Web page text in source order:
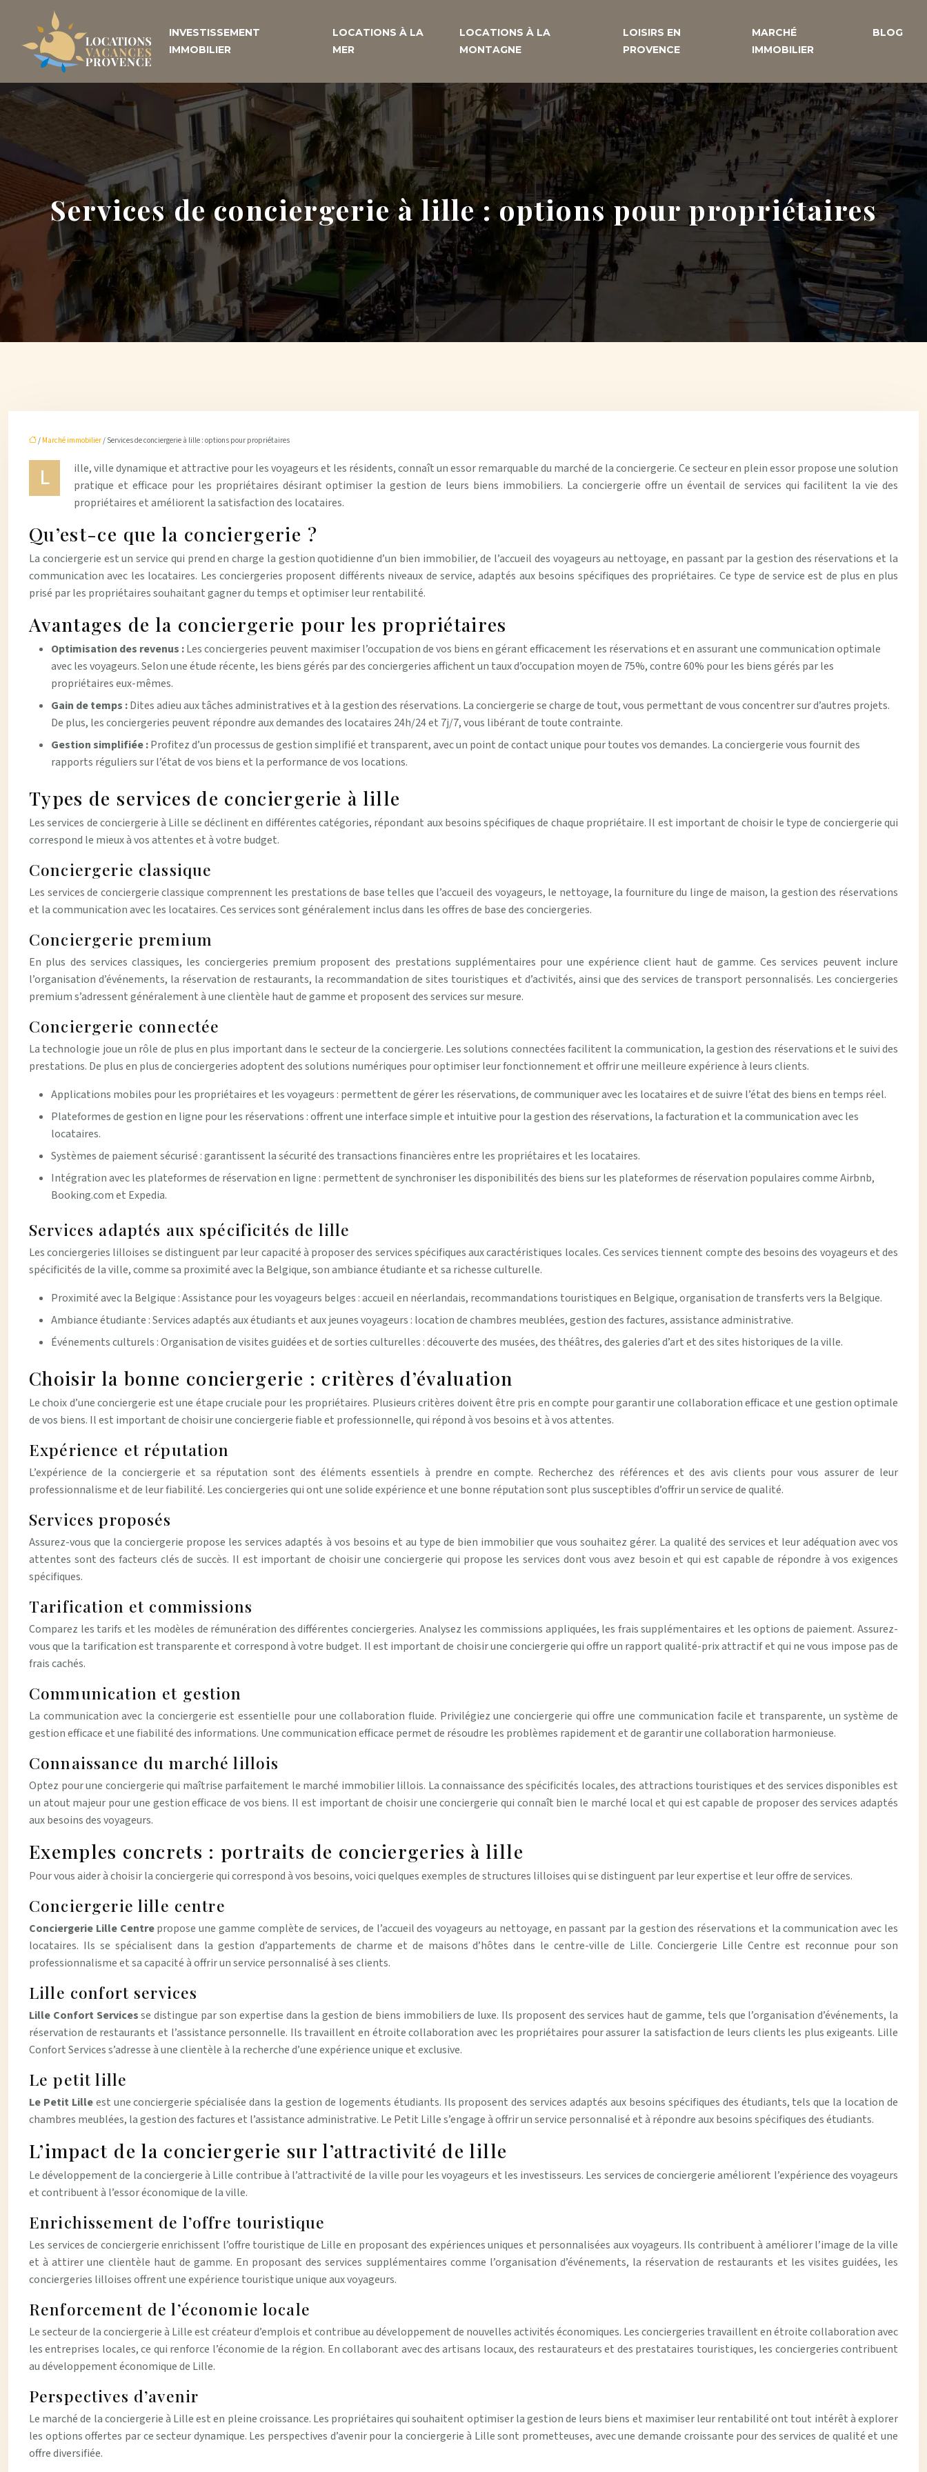
INVESTISSEMENT
IMMOBILIER
LOCATIONS À LA
MER
LOCATIONS À LA
MONTAGNE
LOISIRS EN
PROVENCE
MARCHÉ
IMMOBILIER
BLOG
Services de conciergerie à lille : options pour propriétaires
/ Marché immobilier/ Services de conciergerie à lille : options pour propriétaires
L
ille, ville dynamique et attractive pour les voyageurs et les résidents, connaît un essor remarquable du marché de la conciergerie. Ce secteur en plein essor propose une solution
pratique et efficace pour les propriétaires désirant optimiser la gestion de leurs biens immobiliers. La conciergerie offre un éventail de services qui facilitent la vie des
propriétaires et améliorent la satisfaction des locataires.
Qu’est-ce que la conciergerie ?
La conciergerie est un service qui prend en charge la gestion quotidienne d’un bien immobilier, de l’accueil des voyageurs au nettoyage, en passant par la gestion des réservations et la
communication avec les locataires. Les conciergeries proposent différents niveaux de service, adaptés aux besoins spécifiques des propriétaires. Ce type de service est de plus en plus
prisé par les propriétaires souhaitant gagner du temps et optimiser leur rentabilité.
Avantages de la conciergerie pour les propriétaires
Optimisation des revenus :Les conciergeries peuvent maximiser l’occupation de vos biens en gérant efficacement les réservations et en assurant une communication optimale
avec les voyageurs. Selon une étude récente, les biens gérés par des conciergeries affichent un taux d’occupation moyen de 75%, contre 60% pour les biens gérés par les
propriétaires eux-mêmes.
Gain de temps :Dites adieu aux tâches administratives et à la gestion des réservations. La conciergerie se charge de tout, vous permettant de vous concentrer sur d’autres projets.
De plus, les conciergeries peuvent répondre aux demandes des locataires 24h/24 et 7j/7, vous libérant de toute contrainte.
Gestion simplifiée :Profitez d’un processus de gestion simplifié et transparent, avec un point de contact unique pour toutes vos demandes. La conciergerie vous fournit des
rapports réguliers sur l’état de vos biens et la performance de vos locations.
Types de services de conciergerie à lille
Les services de conciergerie à Lille se déclinent en différentes catégories, répondant aux besoins spécifiques de chaque propriétaire. Il est important de choisir le type de conciergerie qui
correspond le mieux à vos attentes et à votre budget.
Conciergerie classique
Les services de conciergerie classique comprennent les prestations de base telles que l’accueil des voyageurs, le nettoyage, la fourniture du linge de maison, la gestion des réservations
et la communication avec les locataires. Ces services sont généralement inclus dans les offres de base des conciergeries.
Conciergerie premium
En plus des services classiques, les conciergeries premium proposent des prestations supplémentaires pour une expérience client haut de gamme. Ces services peuvent inclure
l’organisation d’événements, la réservation de restaurants, la recommandation de sites touristiques et d’activités, ainsi que des services de transport personnalisés. Les conciergeries
premium s’adressent généralement à une clientèle haut de gamme et proposent des services sur mesure.
Conciergerie connectée
La technologie joue un rôle de plus en plus important dans le secteur de la conciergerie. Les solutions connectées facilitent la communication, la gestion des réservations et le suivi des
prestations. De plus en plus de conciergeries adoptent des solutions numériques pour optimiser leur fonctionnement et offrir une meilleure expérience à leurs clients.
Applications mobiles pour les propriétaires et les voyageurs : permettent de gérer les réservations, de communiquer avec les locataires et de suivre l’état des biens en temps réel.
Plateformes de gestion en ligne pour les réservations : offrent une interface simple et intuitive pour la gestion des réservations, la facturation et la communication avec les
locataires.
Systèmes de paiement sécurisé : garantissent la sécurité des transactions financières entre les propriétaires et les locataires.
Intégration avec les plateformes de réservation en ligne : permettent de synchroniser les disponibilités des biens sur les plateformes de réservation populaires comme Airbnb,
Booking.com et Expedia.
Services adaptés aux spécificités de lille
Les conciergeries lilloises se distinguent par leur capacité à proposer des services spécifiques aux caractéristiques locales. Ces services tiennent compte des besoins des voyageurs et des
spécificités de la ville, comme sa proximité avec la Belgique, son ambiance étudiante et sa richesse culturelle.
Proximité avec la Belgique : Assistance pour les voyageurs belges : accueil en néerlandais, recommandations touristiques en Belgique, organisation de transferts vers la Belgique.
Ambiance étudiante : Services adaptés aux étudiants et aux jeunes voyageurs : location de chambres meublées, gestion des factures, assistance administrative.
Événements culturels : Organisation de visites guidées et de sorties culturelles : découverte des musées, des théâtres, des galeries d’art et des sites historiques de la ville.
Choisir la bonne conciergerie : critères d’évaluation
Le choix d’une conciergerie est une étape cruciale pour les propriétaires. Plusieurs critères doivent être pris en compte pour garantir une collaboration efficace et une gestion optimale
de vos biens. Il est important de choisir une conciergerie fiable et professionnelle, qui répond à vos besoins et à vos attentes.
Expérience et réputation
L’expérience de la conciergerie et sa réputation sont des éléments essentiels à prendre en compte. Recherchez des références et des avis clients pour vous assurer de leur
professionnalisme et de leur fiabilité. Les conciergeries qui ont une solide expérience et une bonne réputation sont plus susceptibles d’offrir un service de qualité.
Services proposés
Assurez-vous que la conciergerie propose les services adaptés à vos besoins et au type de bien immobilier que vous souhaitez gérer. La qualité des services et leur adéquation avec vos
attentes sont des facteurs clés de succès. Il est important de choisir une conciergerie qui propose les services dont vous avez besoin et qui est capable de répondre à vos exigences
spécifiques.
Tarification et commissions
Comparez les tarifs et les modèles de rémunération des différentes conciergeries. Analysez les commissions appliquées, les frais supplémentaires et les options de paiement. Assurez-
vous que la tarification est transparente et correspond à votre budget. Il est important de choisir une conciergerie qui offre un rapport qualité-prix attractif et qui ne vous impose pas de
frais cachés.
Communication et gestion
La communication avec la conciergerie est essentielle pour une collaboration fluide. Privilégiez une conciergerie qui offre une communication facile et transparente, un système de
gestion efficace et une fiabilité des informations. Une communication efficace permet de résoudre les problèmes rapidement et de garantir une collaboration harmonieuse.
Connaissance du marché lillois
Optez pour une conciergerie qui maîtrise parfaitement le marché immobilier lillois. La connaissance des spécificités locales, des attractions touristiques et des services disponibles est
un atout majeur pour une gestion efficace de vos biens. Il est important de choisir une conciergerie qui connaît bien le marché local et qui est capable de proposer des services adaptés
aux besoins des voyageurs.
Exemples concrets : portraits de conciergeries à lille
Pour vous aider à choisir la conciergerie qui correspond à vos besoins, voici quelques exemples de structures lilloises qui se distinguent par leur expertise et leur offre de services.
Conciergerie lille centre
Conciergerie Lille Centrepropose une gamme complète de services, de l’accueil des voyageurs au nettoyage, en passant par la gestion des réservations et la communication avec les
locataires. Ils se spécialisent dans la gestion d’appartements de charme et de maisons d’hôtes dans le centre-ville de Lille. Conciergerie Lille Centre est reconnue pour son
professionnalisme et sa capacité à offrir un service personnalisé à ses clients.
Lille confort services
Lille Confort Servicesse distingue par son expertise dans la gestion de biens immobiliers de luxe. Ils proposent des services haut de gamme, tels que l’organisation d’événements, la
réservation de restaurants et l’assistance personnelle. Ils travaillent en étroite collaboration avec les propriétaires pour assurer la satisfaction de leurs clients les plus exigeants. Lille
Confort Services s’adresse à une clientèle à la recherche d’une expérience unique et exclusive.
Le petit lille
Le Petit Lilleest une conciergerie spécialisée dans la gestion de logements étudiants. Ils proposent des services adaptés aux besoins spécifiques des étudiants, tels que la location de
chambres meublées, la gestion des factures et l’assistance administrative. Le Petit Lille s’engage à offrir un service personnalisé et à répondre aux besoins spécifiques des étudiants.
L’impact de la conciergerie sur l’attractivité de lille
Le développement de la conciergerie à Lille contribue à l’attractivité de la ville pour les voyageurs et les investisseurs. Les services de conciergerie améliorent l’expérience des voyageurs
et contribuent à l’essor économique de la ville.
Enrichissement de l’offre touristique
Les services de conciergerie enrichissent l’offre touristique de Lille en proposant des expériences uniques et personnalisées aux voyageurs. Ils contribuent à améliorer l’image de la ville
et à attirer une clientèle haut de gamme. En proposant des services supplémentaires comme l’organisation d’événements, la réservation de restaurants et les visites guidées, les
conciergeries lilloises offrent une expérience touristique unique aux voyageurs.
Renforcement de l’économie locale
Le secteur de la conciergerie à Lille est créateur d’emplois et contribue au développement de nouvelles activités économiques. Les conciergeries travaillent en étroite collaboration avec
les entreprises locales, ce qui renforce l’économie de la région. En collaborant avec des artisans locaux, des restaurateurs et des prestataires touristiques, les conciergeries contribuent
au développement économique de Lille.
Perspectives d’avenir
Le marché de la conciergerie à Lille est en pleine croissance. Les propriétaires qui souhaitent optimiser la gestion de leurs biens et maximiser leur rentabilité ont tout intérêt à explorer
les options offertes par ce secteur dynamique. Les perspectives d’avenir pour la conciergerie à Lille sont prometteuses, avec une demande croissante pour des services de qualité et une
offre diversifiée.